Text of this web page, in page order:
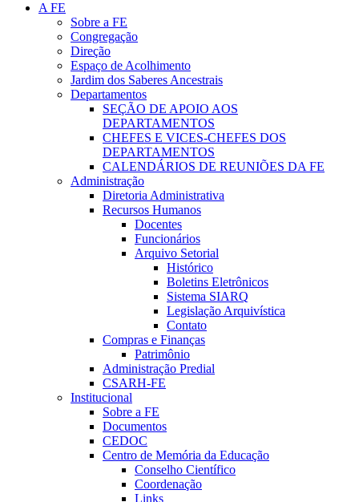
A FE
Sobre a FE
Congregação
Direção
Espaço de Acolhimento
Jardim dos Saberes Ancestrais
Departamentos
SEÇÃO DE APOIO AOS
DEPARTAMENTOS
CHEFES E VICES-CHEFES DOS
DEPARTAMENTOS
CALENDÁRIOS DE REUNIÕES DA FE
Administração
Diretoria Administrativa
Recursos Humanos
Docentes
Funcionários
Arquivo Setorial
Histórico
Boletins Eletrônicos
Sistema SIARQ
Legislação Arquivística
Contato
Compras e Finanças
Patrimônio
Administração Predial
CSARH-FE
Institucional
Sobre a FE
Documentos
CEDOC
Centro de Memória da Educação
Conselho Científico
Coordenação
Links